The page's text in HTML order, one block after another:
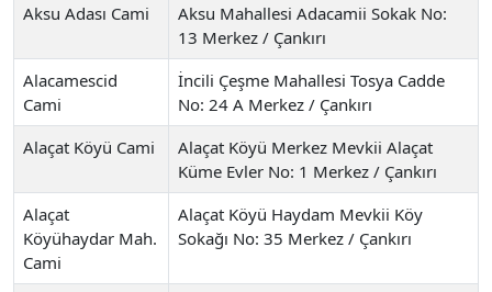
Aksu Adası Cami
Aksu Mahallesi Adacamii Sokak No:
13 Merkez / Çankırı
Alacamescid
Cami
İncili Çeşme Mahallesi Tosya Cadde
No: 24 A Merkez / Çankırı
Alaçat Köyü Cami
Alaçat Köyü Merkez Mevkii Alaçat
Küme Evler No: 1 Merkez / Çankırı
Alaçat
Köyühaydar Mah.
Cami
Alaçat Köyü Haydam Mevkii Köy
Sokağı No: 35 Merkez / Çankırı